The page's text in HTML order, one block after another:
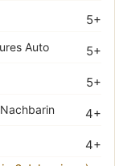
5+
5+
Auto
5+
4+
4+